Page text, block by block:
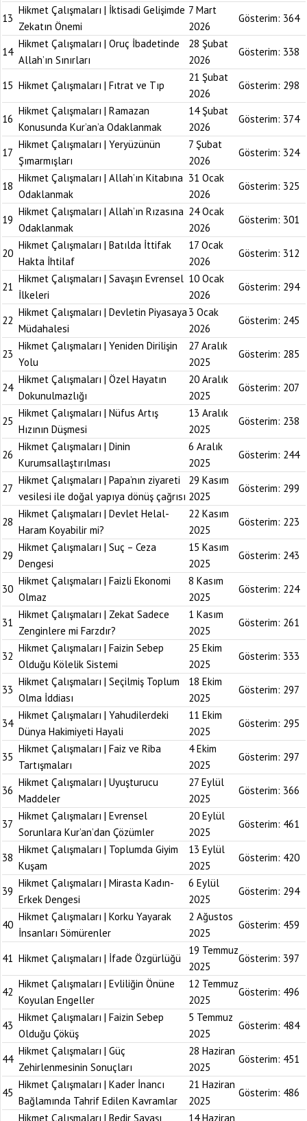
13
Hikmet Çalışmaları | İktisadi Gelişimde
Zekatın Önemi
7 Mart
2026
Gösterim: 364
14
Hikmet Çalışmaları | Oruç İbadetinde
Allah’ın Sınırları
28 Şubat
2026
Gösterim: 338
15 Hikmet Çalışmaları | Fıtrat ve Tıp
21 Şubat
2026
Gösterim: 298
16
Hikmet Çalışmaları | Ramazan
Konusunda Kur’an’a Odaklanmak
14 Şubat
2026
Gösterim: 374
17
Hikmet Çalışmaları | Yeryüzünün
Şımarmışları
7 Şubat
2026
Gösterim: 324
18
Hikmet Çalışmaları | Allah’ın Kitabına
Odaklanmak
31 Ocak
2026
Gösterim: 325
19
Hikmet Çalışmaları | Allah’ın Rızasına
Odaklanmak
24 Ocak
2026
Gösterim: 301
20
Hikmet Çalışmaları | Batılda İttifak
Hakta İhtilaf
17 Ocak
2026
Gösterim: 312
21
Hikmet Çalışmaları | Savaşın Evrensel
İlkeleri
10 Ocak
2026
Gösterim: 294
22
Hikmet Çalışmaları | Devletin Piyasaya
Müdahalesi
3 Ocak
2026
Gösterim: 245
23
Hikmet Çalışmaları | Yeniden Dirilişin
Yolu
27 Aralık
2025
Gösterim: 285
24
Hikmet Çalışmaları | Özel Hayatın
Dokunulmazlığı
20 Aralık
2025
Gösterim: 207
25
Hikmet Çalışmaları | Nüfus Artış
Hızının Düşmesi
13 Aralık
2025
Gösterim: 238
26
Hikmet Çalışmaları | Dinin
Kurumsallaştırılması
6 Aralık
2025
Gösterim: 244
27
Hikmet Çalışmaları | Papa’nın ziyareti
vesilesi ile doğal yapıya dönüş çağrısı
29 Kasım
2025
Gösterim: 299
28
Hikmet Çalışmaları | Devlet Helal-
Haram Koyabilir mi?
22 Kasım
2025
Gösterim: 223
29
Hikmet Çalışmaları | Suç – Ceza
Dengesi
15 Kasım
2025
Gösterim: 243
30
Hikmet Çalışmaları | Faizli Ekonomi
Olmaz
8 Kasım
2025
Gösterim: 224
31
Hikmet Çalışmaları | Zekat Sadece
Zenginlere mi Farzdır?
1 Kasım
2025
Gösterim: 261
32
Hikmet Çalışmaları | Faizin Sebep
Olduğu Kölelik Sistemi
25 Ekim
2025
Gösterim: 333
33
Hikmet Çalışmaları | Seçilmiş Toplum
Olma İddiası
18 Ekim
2025
Gösterim: 297
34
Hikmet Çalışmaları | Yahudilerdeki
Dünya Hakimiyeti Hayali
11 Ekim
2025
Gösterim: 295
35
Hikmet Çalışmaları | Faiz ve Riba
Tartışmaları
4 Ekim
2025
Gösterim: 297
36
Hikmet Çalışmaları | Uyuşturucu
Maddeler
27 Eylül
2025
Gösterim: 366
37
Hikmet Çalışmaları | Evrensel
Sorunlara Kur’an’dan Çözümler
20 Eylül
2025
Gösterim: 461
38
Hikmet Çalışmaları | Toplumda Giyim
Kuşam
13 Eylül
2025
Gösterim: 420
39
Hikmet Çalışmaları | Mirasta Kadın-
Erkek Dengesi
6 Eylül
2025
Gösterim: 294
40
Hikmet Çalışmaları | Korku Yayarak
İnsanları Sömürenler
2 Ağustos
2025
Gösterim: 459
41 Hikmet Çalışmaları | İfade Özgürlüğü
19 Temmuz
2025
Gösterim: 397
42
Hikmet Çalışmaları | Evliliğin Önüne
Koyulan Engeller
12 Temmuz
2025
Gösterim: 496
43
Hikmet Çalışmaları | Faizin Sebep
Olduğu Çöküş
5 Temmuz
2025
Gösterim: 484
44
Hikmet Çalışmaları | Güç
Zehirlenmesinin Sonuçları
28 Haziran
2025
Gösterim: 451
45
Hikmet Çalışmaları | Kader İnancı
Bağlamında Tahrif Edilen Kavramlar
21 Haziran
2025
Gösterim: 486
Hikmet Çalışmaları | Bedir Savaşı 14 Haziran